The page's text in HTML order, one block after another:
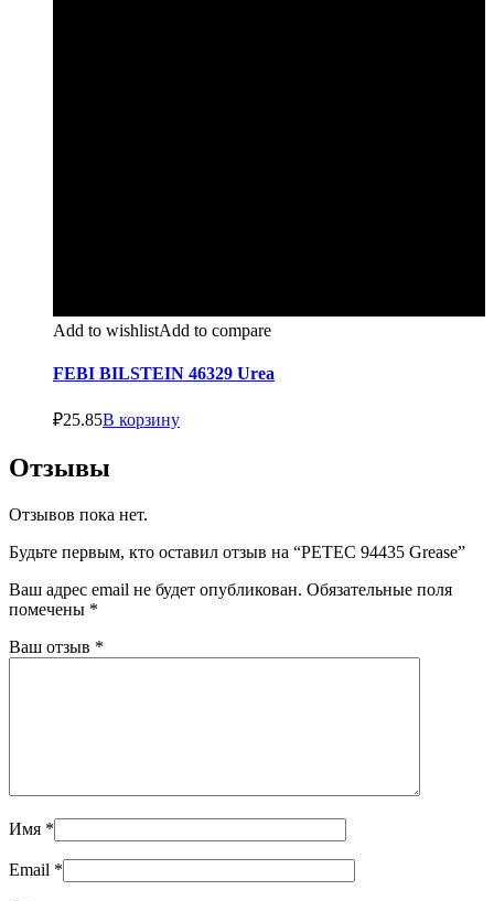
Add to wishlistAdd to compare
FEBI BILSTEIN 46329 Urea
₽25.85В корзину
Отзывы
Отзывов пока нет.
Будьте первым, кто оставил отзыв на “PETEC 94435 Grease”
Ваш адрес email не будет опубликован. Обязательные поля
помечены *
Ваш отзыв *
Имя *
Email *